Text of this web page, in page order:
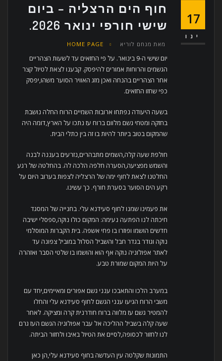
17
ינו
חוף הים הרצליה – ביום
שישי חורפי ינואר 2026.
מאת מנחם לוריא HOME PAGE
יום שישי ה-9 בינואר. על פי החזאים עד לשעות הצהריים
הגשמים והרוחות אמורים להיפסק. קבענו לצאת לטיול קצר
אחר הצהריים בהנחה ואכן מזג האוויר הסוער משהו,יפסק
כפי שחזו החזאים.
בשעה היעודה נפתחו ארובות השמיים הרוח החלה נושבת
בחזקה ומטחי גשם מלוום ברוח עז נתכו על הארץ,דומה היה
שהמקום בטוב ביותר להיות בו זה בין כתלי הבית.
חולפת שעה קלה,השמים מתבהרים,נזרעים בעננה לבנה
והשמש מפציעה,הסערה חלפה הלכה לה. בהחלטה של רגע
החלטנו לצאת לחוף ימה של הרצליה לצפות בערוב היום על
רקע הים הסוער בסערת חורף. כך עשינו.
את פעמינו שמנו לחוף סעידנא עלי. בחנייה של המסגד
חיכתה לנו הפתעה נעימה: המקום כולו נוקה,ספסלי ישיבה
חדשים הושמו ופוזרו בו פחי אשפה. בית הקברות המוסלמי
נוקה וגודר בגדר חבל והשביל הסלול במוביל צפונה עד
לאתר אפולוניה נוקה אף הוא והושמו בו שלטי הסבר ואזהרה
על היות המקום שמורת טבע.
במערב הלכו והתאבכו ענני גשם אפורים ומאיימים,יחד עם
משבי הרוח הגיעו ענני הגשם לחוף סעידנא עלי והחלו
להמטיר גשם עז מלווה ברוח חודרנית קרה ומציקה. לאחר
שעה קלה בשביל ההליכה אל עבר אפולוניה הגשם העז גרם
לנו לחזור לכסופה,לסיים את הטיול באיבו ולחזור הביתה.
התמונות שקלטה עין העדשה בחוף סעידנא עלי,הן כאן